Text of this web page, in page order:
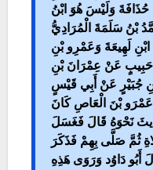
وَلَيْسَ هُوَ ابْنُ
بْنُ سَلَمَةَ الْمُرَادِيُّ
لَهِيعَةَ وَعَمْرِو بْنِ
حَبِيبٍ عَنْ عِمْرَانَ بْنِ
جُبَيْرٍ عَنْ أَبِي قَيْسٍ
بْنَ الْعَاصِ كَانَ
نَحْوَهُ قَالَ فَغَسَلَ
ثُمَّ صَلَّى بِهِمْ فَذَكَرَ
أَبُو دَاوُد وَرَوَى هَذِهِ